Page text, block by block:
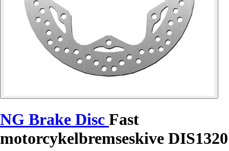
NG Brake Disc Fast
motorcykelbremseskive DIS1320